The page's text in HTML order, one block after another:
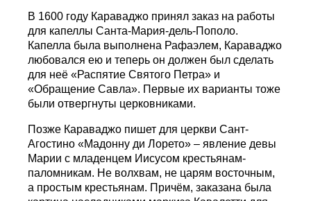
В 1600 году Караваджо принял заказ на работы
для капеллы Санта-Мария-дель-Пополо.
Капелла была выполнена Рафаэлем, Караваджо
любовался ею и теперь он должен был сделать
для неё «Распятие Святого Петра» и
«Обращение Савла». Первые их варианты тоже
были отвергнуты церковниками.
Позже Караваджо пишет для церкви Сант-
Агостино «Мадонну ди Лорето» – явление девы
Марии с младенцем Иисусом крестьянам-
паломникам. Не волхвам, не царям восточным,
а простым крестьянам. Причём, заказана была